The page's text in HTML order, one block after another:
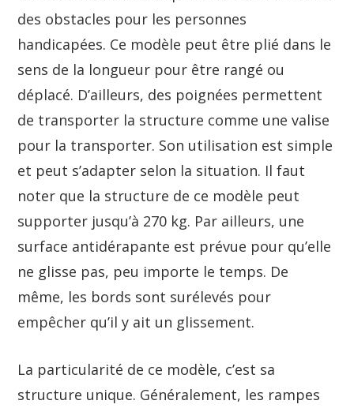
des obstacles pour les personnes
handicapées. Ce modèle peut être plié dans le
sens de la longueur pour être rangé ou
déplacé. D’ailleurs, des poignées permettent
de transporter la structure comme une valise
pour la transporter. Son utilisation est simple
et peut s’adapter selon la situation. Il faut
noter que la structure de ce modèle peut
supporter jusqu’à 270 kg. Par ailleurs, une
surface antidérapante est prévue pour qu’elle
ne glisse pas, peu importe le temps. De
même, les bords sont surélevés pour
empêcher qu’il y ait un glissement.
La particularité de ce modèle, c’est sa
structure unique. Généralement, les rampes